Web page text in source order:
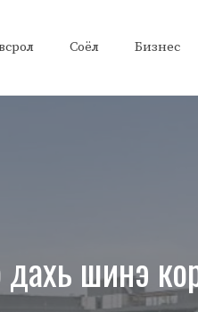
Соёл Бизнес
шинэ